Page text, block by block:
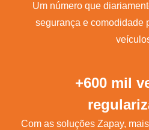
Um número que
segurança e comodidade
+600 mil
Com as soluções Zapay,